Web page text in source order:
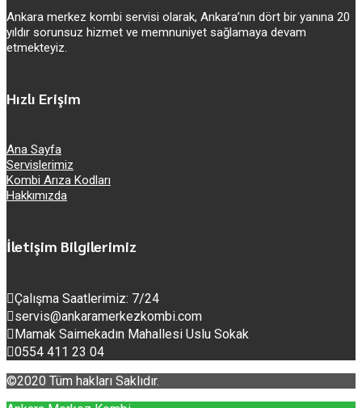
Ankara merkez kombi servisi olarak, Ankara’nın dört bir yanına 20
yıldır sorunsuz hizmet ve memnuniyet sağlamaya devam
etmekteyiz.
Hızlı Erişim
Ana Sayfa
Servislerimiz
Kombi Arıza Kodları
Hakkımızda
İletişim Bilgilerimiz
Çalışma Saatlerimiz: 7/24
servis@ankaramerkezkombi.com
Mamak Saimekadın Mahallesi Uslu Sokak
0554 411 23 04
©2020 Tüm hakları Saklıdır.